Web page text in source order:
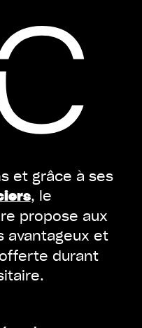
et grâce à ses
, le
propose aux
avantageux et
durant